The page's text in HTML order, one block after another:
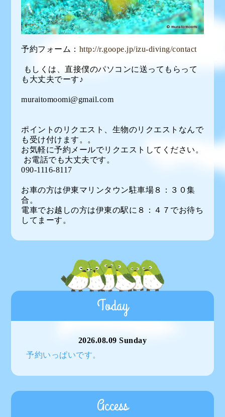
予約フォーム： http://r.goope.jp/izu-diving/contact
もしくは、直接僕のパソコンに送ってもらって
も大丈夫でーす♪
muraitomoomi@gmail.com
ポイントのリクエスト、生物のリクエストなんで
も受け付けます。。
お気軽に予約メールでリクエストしてください。
お電話でも大丈夫です。
090-1116-8117
お車の方は伊東マリンタウン駐車場８：３０集
合。
電車でお越しの方は伊東の駅に８：４７でお待ち
してまーす。
Today
2026.08.09 Sunday
予約いっぱいです。
Access